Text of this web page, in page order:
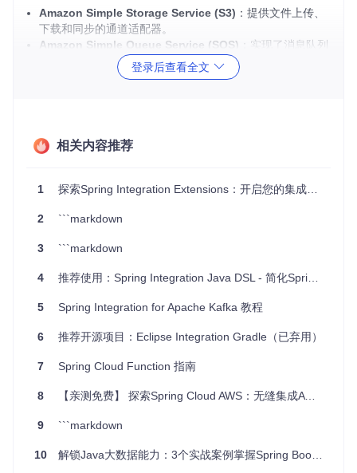
Amazon Simple Storage Service (S3) ：提供文件上传、
下载和同步的通道适配器。
Amazon Simple Queue Service (SQS)
：实现了消息队列
Amazon Simple Notification Service (SNS)
Amazon Kinesis：为实时数据流处理提供支持。
景：
数据存储与备份：通过S3适配器，你的应用可以自动化地
异步处理：使用SQS适配器，可实现后台任务异步处理，提
实时监控：借助SNS适配器，可以实现实时事件通知和日志
监控。
高性能数据处理：利用Kinesis适配器，可以高效处理大量
实时数据流。
NoSQL数据库操作：通过DynamoDB适配器，方便地进行
读写操作，适用于大数据量、高并发的应用场景。
项目特点
简化集成：无需深入了解AWS SDK的复杂性，即可快速集
登录后查看全文
相关内容推荐
1 探索Spring Integration Extensions：开启您的集成新旅程
2 ```markdown
3 ```markdown
4 推荐使用：Spring Integration Java DSL - 简化Spring集成开发
5 Spring Integration for Apache Kafka 教程
6 推荐开源项目：Eclipse Integration Gradle（已弃用）
7 Spring Cloud Function 指南
8 【亲测免费】 探索Spring Cloud AWS：无缝集成AWS服务的强大框架
9 ```markdown
10 解锁Java大数据能力：3个实战案例掌握Spring Boot集成Spark